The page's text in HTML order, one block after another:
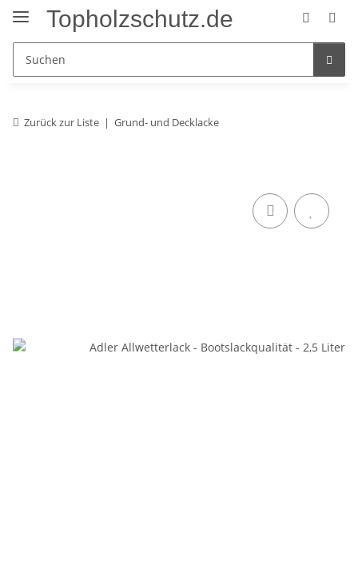
Topholzschutz.de
Zurück zur Liste Grund- und Decklacke